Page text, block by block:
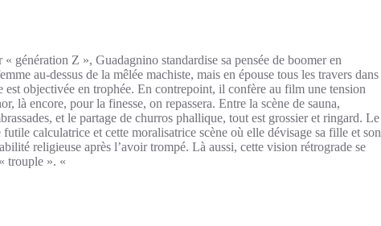
génération Z », Guadagnino standardise sa pensée de boomer en
au-dessus de la mêlée machiste, mais en épouse tous les travers dans
est objectivée en trophée. En contrepoint, il confère au film une tension
là encore, pour la finesse, on repassera. Entre la scène de sauna,
et le partage de churros phallique, tout est grossier et ringard. Le
calculatrice et cette moralisatrice scène où elle dévisage sa fille et son
religieuse après l’avoir trompé. Là aussi, cette vision rétrograde se
trouple ». «